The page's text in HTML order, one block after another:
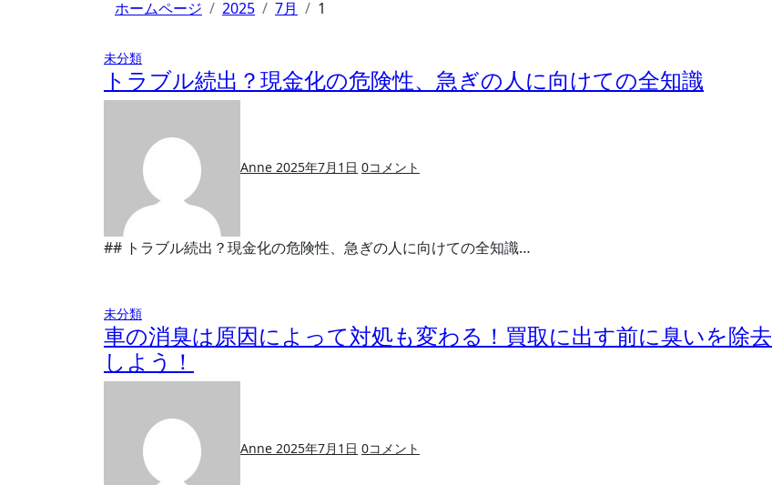
ホームページ 2025 7月 1
未分類
トラブル続出？現金化の危険性、急ぎの人に向けての全知識
Anne 2025年7月1日 0コメント
## トラブル続出？現金化の危険性、急ぎの人に向けての全知識…
未分類
車の消臭は原因によって対処も変わる！買取に出す前に臭いを除去
しよう！
Anne 2025年7月1日 0コメント